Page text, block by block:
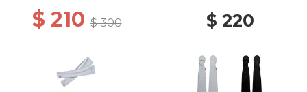
$ 210$ 300 $ 220